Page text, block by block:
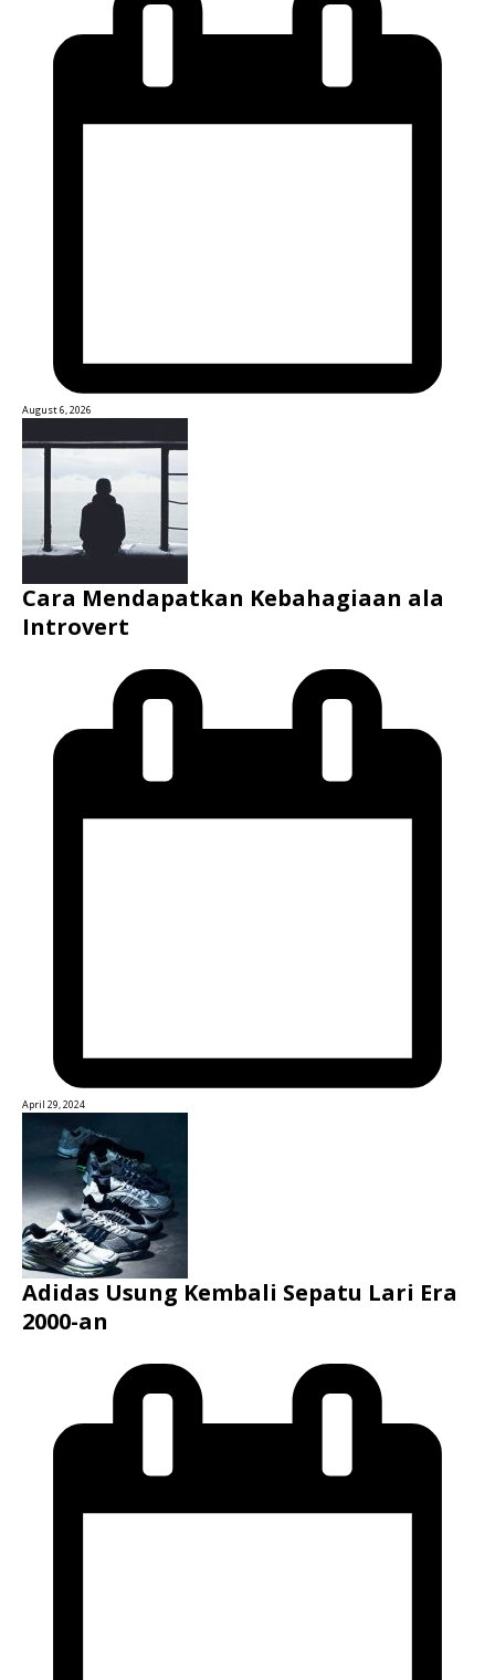
August 6, 2026
Cara Mendapatkan Kebahagiaan ala
Introvert
April 29, 2024
Adidas Usung Kembali Sepatu Lari Era
2000-an